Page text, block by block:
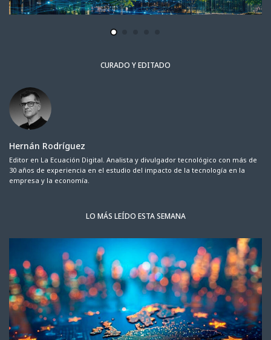
CURADO Y EDITADO
Hernán Rodríguez
Editor en La Ecuación Digital. Analista y divulgador tecnológico con más de
30 años de experiencia en el estudio del impacto de la tecnología en la
empresa y la economía.
LO MÁS LEÍDO ESTA SEMANA